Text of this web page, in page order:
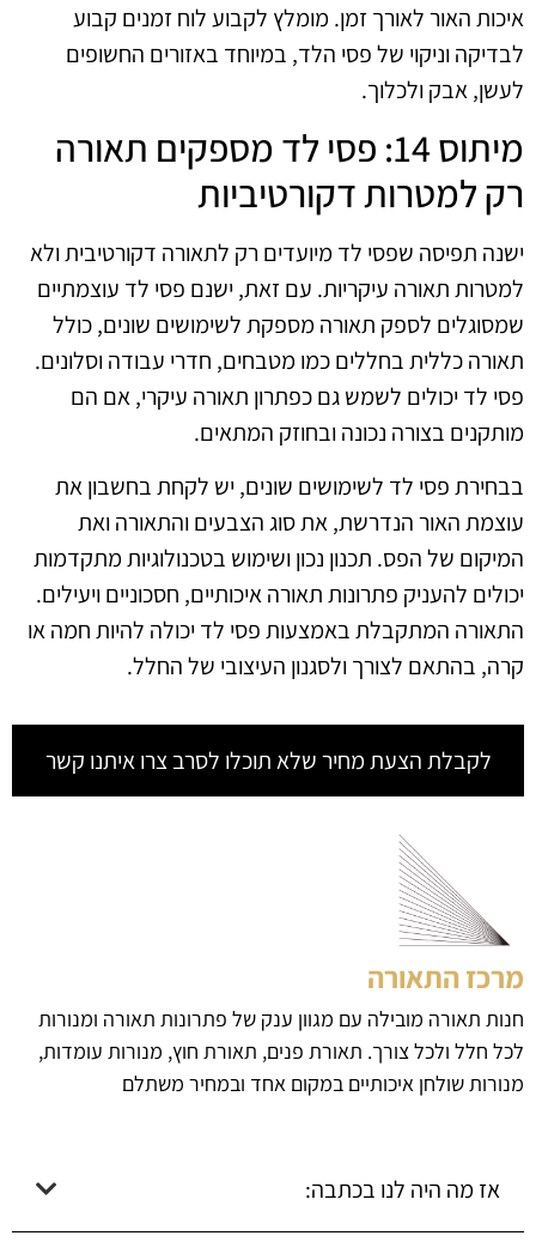
איכות האור לאורך זמן. מומלץ לקבוע לוח זמנים קבוע
לבדיקה וניקוי של פסי הלד, במיוחד באזורים החשופים
לעשן, אבק ולכלוך.
מיתוס 14: פסי לד מספקים תאורה
רק למטרות דקורטיביות
ישנה תפיסה שפסי לד מיועדים רק לתאורה דקורטיבית ולא
למטרות תאורה עיקריות. עם זאת, ישנם פסי לד עוצמתיים
שמסוגלים לספק תאורה מספקת לשימושים שונים, כולל
תאורה כללית בחללים כמו מטבחים, חדרי עבודה וסלונים.
פסי לד יכולים לשמש גם כפתרון תאורה עיקרי, אם הם
מותקנים בצורה נכונה ובחוזק המתאים.
בבחירת פסי לד לשימושים שונים, יש לקחת בחשבון את
עוצמת האור הנדרשת, את סוג הצבעים והתאורה ואת
המיקום של הפס. תכנון נכון ושימוש בטכנולוגיות מתקדמות
יכולים להעניק פתרונות תאורה איכותיים, חסכוניים ויעילים.
התאורה המתקבלת באמצעות פסי לד יכולה להיות חמה או
קרה, בהתאם לצורך ולסגנון העיצובי של החלל.
לקבלת הצעת מחיר שלא תוכלו לסרב צרו איתנו קשר
מרכז התאורה
חנות תאורה מובילה עם מגוון ענק של פתרונות תאורה ומנורות
לכל חלל ולכל צורך. תאורת פנים, תאורת חוץ, מנורות עומדות,
מנורות שולחן איכותיים במקום אחד ובמחיר משתלם
אז מה היה לנו בכתבה: